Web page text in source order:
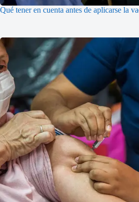
Qué tener en cuenta antes de aplicarse la